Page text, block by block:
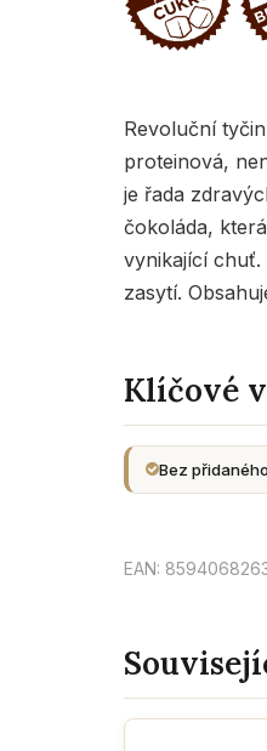
Revoluční
proteinová,
je řada
čokoláda,
vynikající chuť.
zasytí.
Klíčové
Bez
EAN: